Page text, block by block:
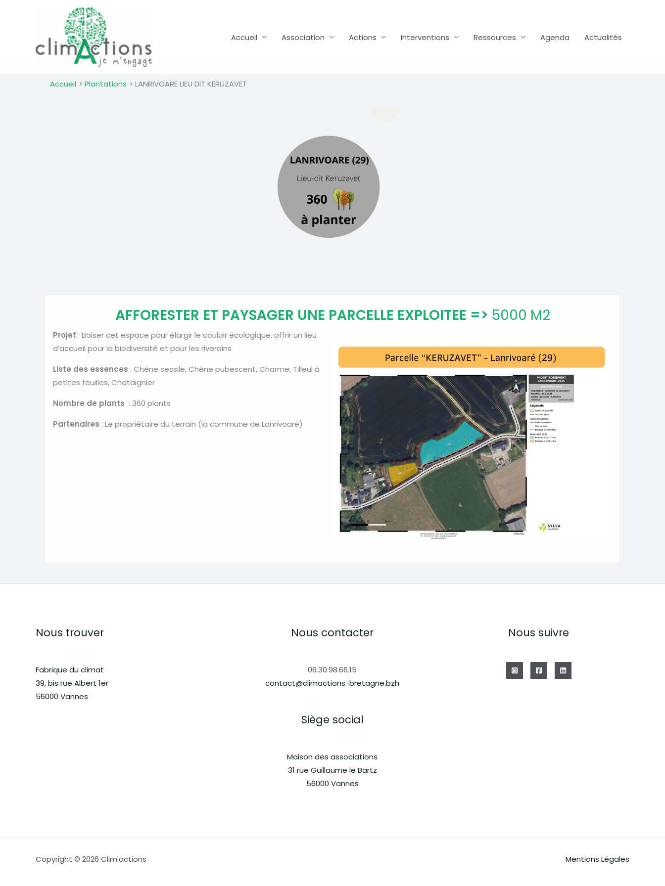
Accueil Association Actions Interventions Ressources Agenda Actualités
Accueil Plantations LANRIVOARE LIEU DIT KERUZAVET
AFFORESTER ET PAYSAGER UNE PARCELLE EXPLOITEE => 5000 M2
Projet : Boiser cet espace pour élargir le couloir écologique, offrir un lieu
d’accueil pour la biodiversité et pour les riverains
Liste des essences : Chêne sessile, Chêne pubescent, Charme, Tilleul à
petites feuilles, Chataignier
Nombre de plants : 360 plants
Partenaires : Le propriétaire du terrain (la commune de Lanrivoaré)
Nous trouver
Fabrique du climat
39, bis rue Albert 1er
56000 Vannes
Nous contacter
06.30.98.66.15
contact@climactions-bretagne.bzh
Siège social
Maison des associations
31 rue Guillaume le Bartz
56000 Vannes
Nous suivre
Copyright © 2026 Clim'actions Mentions Légales